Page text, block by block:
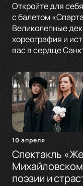
Откройте для
с балетом
Великолепные
хореография и
вас в сердце
10 апреля
Спектакль
поэзии и